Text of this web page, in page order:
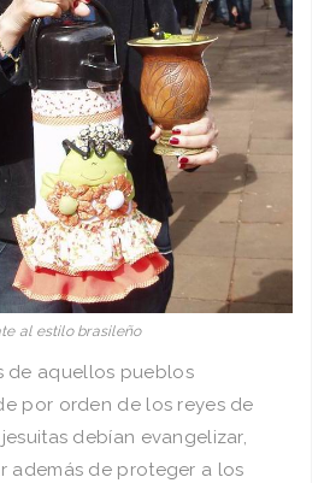
al estilo brasileño
de aquellos pueblos
por orden de los reyes de
debían evangelizar,
además de proteger a los